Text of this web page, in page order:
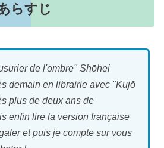
らすじ
de l'ombre" Shōhei
demain en librairie avec "Kujō
plus de deux ans de
enfin lire la version française
et puis je compte sur vous